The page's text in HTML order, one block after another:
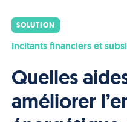
SOLUTION
Incitants financiers et
Quelles
améliorer